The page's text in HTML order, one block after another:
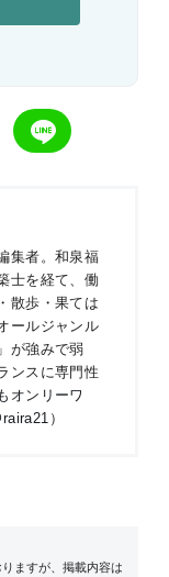
集者。和泉福
士を経て、働
散歩・果ては
ールジャンル
が強みで弱
ンスに専門性
オンリーワ
）
ますが、掲載内容は